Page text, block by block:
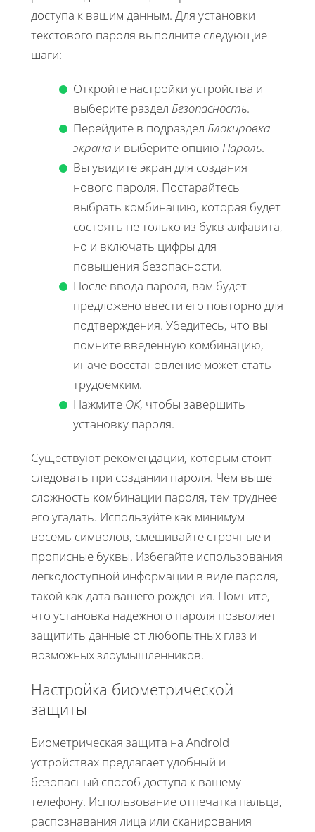
доступа к вашим данным. Для установки
текстового пароля выполните следующие
шаги:
Откройте настройки устройства и
выберите раздел Безопасность.
Перейдите в подраздел Блокировка
экрана и выберите опцию Пароль.
Вы увидите экран для создания
нового пароля. Постарайтесь
выбрать комбинацию, которая будет
состоять не только из букв алфавита,
но и включать цифры для
повышения безопасности.
После ввода пароля, вам будет
предложено ввести его повторно для
подтверждения. Убедитесь, что вы
помните введенную комбинацию,
иначе восстановление может стать
трудоемким.
Нажмите ОК, чтобы завершить
установку пароля.
Существуют рекомендации, которым стоит
следовать при создании пароля. Чем выше
сложность комбинации пароля, тем труднее
его угадать. Используйте как минимум
восемь символов, смешивайте строчные и
прописные буквы. Избегайте использования
легкодоступной информации в виде пароля,
такой как дата вашего рождения. Помните,
что установка надежного пароля позволяет
защитить данные от любопытных глаз и
возможных злоумышленников.
Настройка биометрической
защиты
Биометрическая защита на Android
устройствах предлагает удобный и
безопасный способ доступа к вашему
телефону. Использование отпечатка пальца,
распознавания лица или сканирования